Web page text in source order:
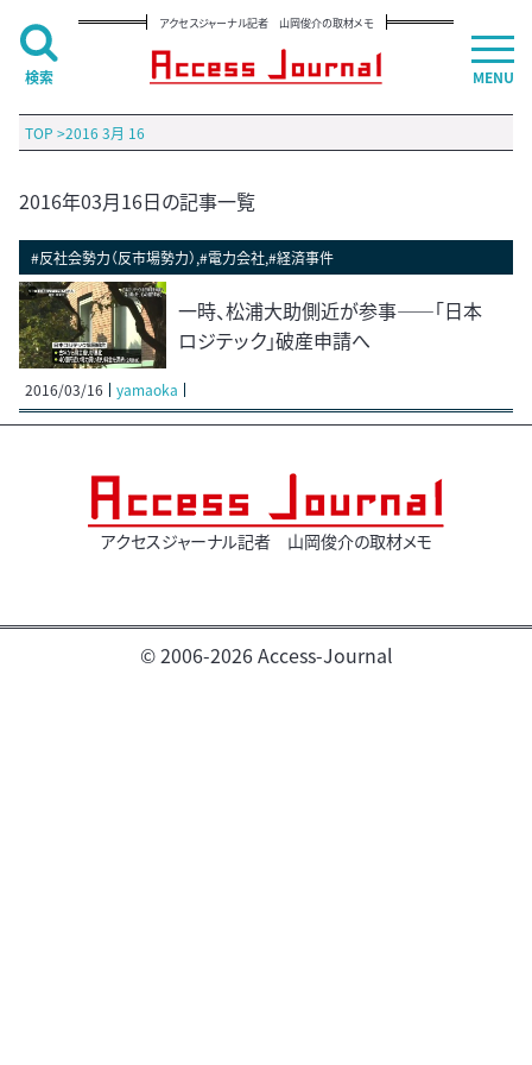
アクセスジャーナル記者 山岡俊介の取材メモ
TOP >2016 3月 16
2016年03月16日の記事一覧
#反社会勢力（反市場勢力）,#電力会社,#経済事件
一時、松浦大助側近が参事――「日本
ロジテック」破産申請へ
2016/03/16 yamaoka
アクセスジャーナル記者 山岡俊介の取材メモ
© 2006-2026 Access-Journal
MENU
検索